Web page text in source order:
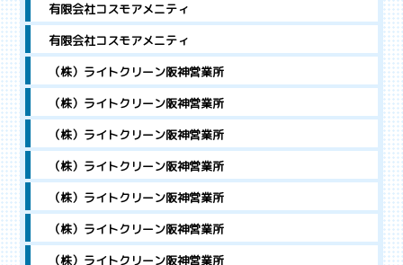
有限会社コスモアメニティ
有限会社コスモアメニティ
（株）ライトクリーン阪神営業所
（株）ライトクリーン阪神営業所
（株）ライトクリーン阪神営業所
（株）ライトクリーン阪神営業所
（株）ライトクリーン阪神営業所
（株）ライトクリーン阪神営業所
（株）ライトクリーン阪神営業所